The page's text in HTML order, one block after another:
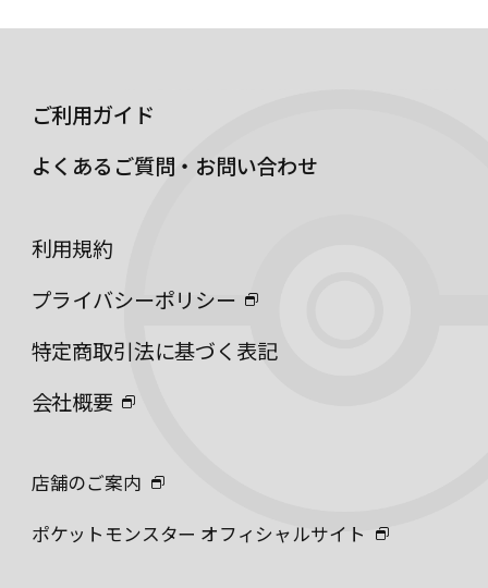
ご利用ガイド
よくあるご質問・お問い合わせ
利用規約
プライバシーポリシー
特定商取引法に基づく表記
会社概要
店舗のご案内
ポケットモンスター オフィシャルサイト